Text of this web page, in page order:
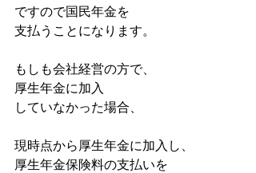
ですので国民年金を
支払うことになります。
もしも会社経営の方で、
厚生年金に加入
していなかった場合、
現時点から厚生年金に加入し、
厚生年金保険料の支払いを